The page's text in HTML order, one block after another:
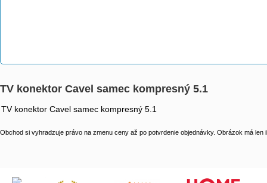
TV konektor Cavel samec kompresný 5.1
TV konektor Cavel samec kompresný 5.1
Obchod si vyhradzuje právo na zmenu ceny až po potvrdenie objednávky. Obrázok má len